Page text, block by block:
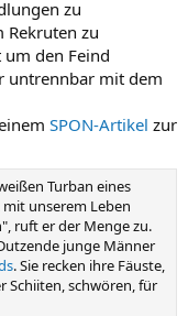
zu
zu
den Feind
untrennbar mit dem
SPON-Artikel zur
Turban eines
unserem Leben
ruft er der Menge zu.
junge Männer
. Sie recken ihre Fäuste,
Schiiten, schwören, für